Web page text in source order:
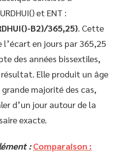
et ENT :
B2)/365,25) . Cette
l’écart en jours par 365,25
des années bissextiles,
Elle produit un âge
majorité des cas,
d’un jour autour de la
exacte.
: Comparaison :